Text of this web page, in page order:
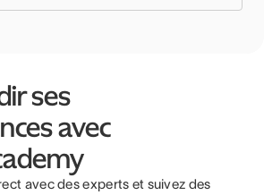
ses
avec
avec des experts et suivez des